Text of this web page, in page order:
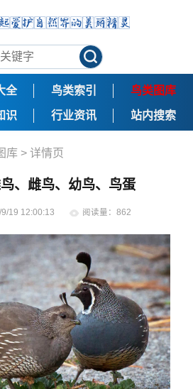
全 鸟类索引 鸟类图库
识 行业资讯 站内搜索
库 > 详情页
、雌鸟、幼鸟、鸟蛋
19 12:00:13 阅读量：862